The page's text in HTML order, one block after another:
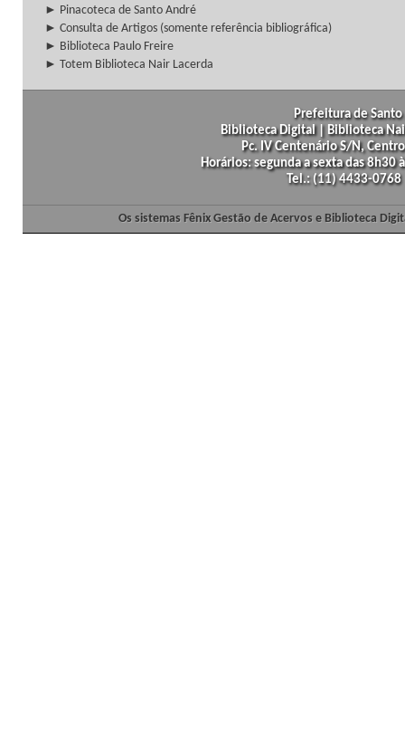
► Pinacoteca de Santo André
► Consulta de Artigos (somente referência bibliográfica)
► Biblioteca Paulo Freire
► Totem Biblioteca Nair Lacerda
Prefeitura de
Biblioteca Digital | Biblioteca
Pc. IV Centenário S/N,
Horários: segunda a sexta das
Tel.: (11) 4433-
Os sistemas Fênix Gestão de Acervos e Biblioteca